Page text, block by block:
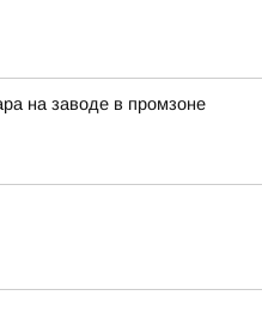
на заводе в промзоне